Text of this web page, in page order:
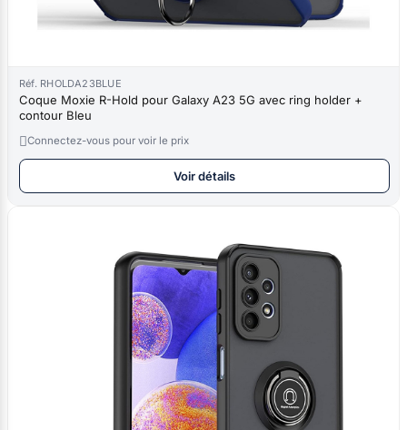
Réf. RHOLDA23BLUE
Coque Moxie R-Hold pour Galaxy A23 5G avec ring holder +
contour Bleu
Connectez-vous pour voir le prix
Voir détails